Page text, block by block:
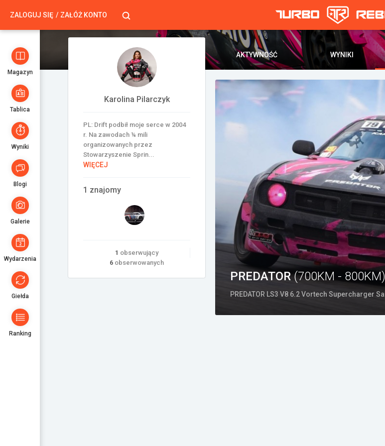
ZALOGUJ SIĘ ZAŁÓŻ KONTO
Magazyn
Tablica
Wyniki
Blogi
Galerie
Wydarzenia
Giełda
Ranking
AKTYWNOŚĆ WYNIKI
Karolina Pilarczyk
PL: Drift podbił moje serce w 2004
r. Na zawodach ¼ mili
organizowanych przez
Stowarzyszenie Sprin...
WIĘCEJ
1 znajomy
1 obserwujący
6 obserwowanych
PREDATOR(700KM - 800KM)